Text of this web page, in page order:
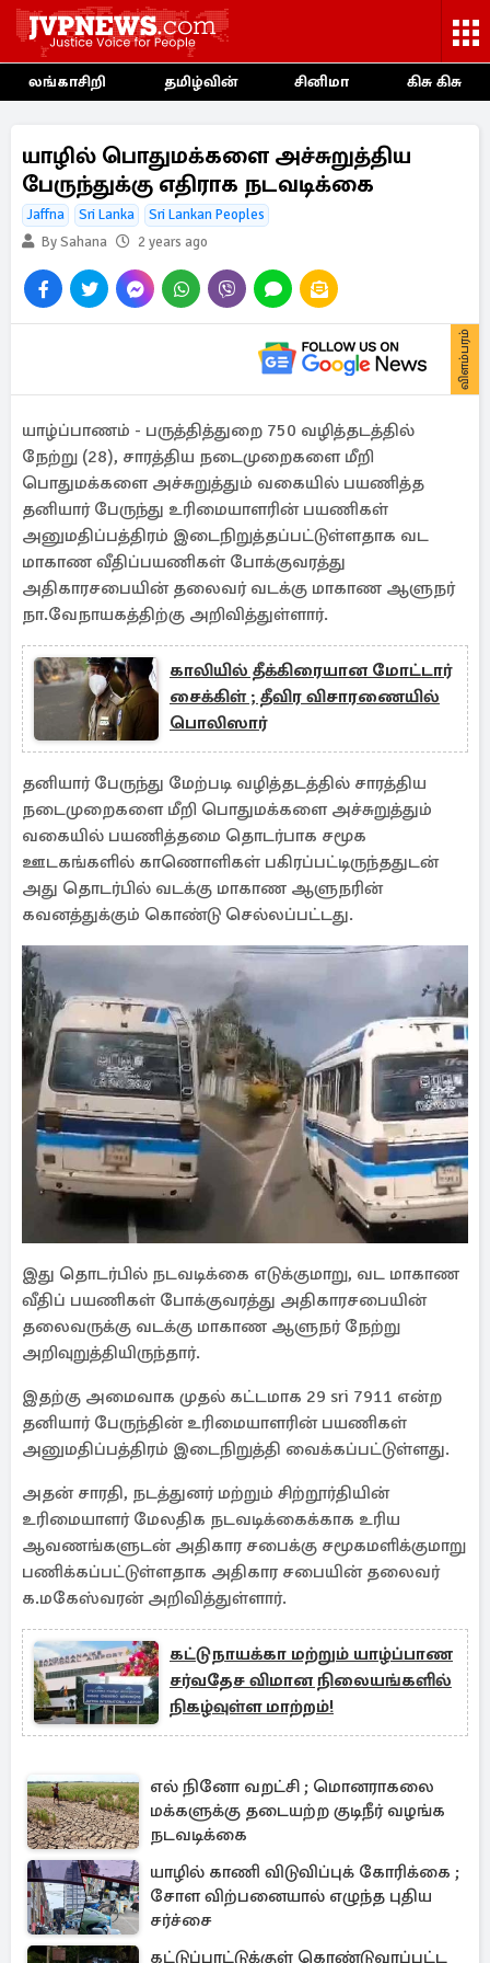
லங்காசிறி தமிழ்வின் சினிமா கிசு கிசு
யாழில் பொதுமக்களை அச்சுறுத்திய
பேருந்துக்கு எதிராக நடவடிக்கை
Jaffna Sri Lanka
Sri Lankan Peoples
By Sahana
2 years ago
விளம்பரம்
யாழ்ப்பாணம் - பருத்தித்துறை 750 வழித்தடத்தில்
நேற்று (28), சாரத்திய நடைமுறைகளை மீறி
பொதுமக்களை அச்சுறுத்தும் வகையில் பயணித்த
தனியார் பேருந்து உரிமையாளரின் பயணிகள்
அனுமதிப்பத்திரம் இடைநிறுத்தப்பட்டுள்ளதாக வட
மாகாண வீதிப்பயணிகள் போக்குவரத்து
அதிகாரசபையின் தலைவர் வடக்கு மாகாண ஆளுநர்
நா.வேநாயகத்திற்கு அறிவித்துள்ளார்.
காலியில் தீக்கிரையான மோட்டார்
சைக்கிள் ; தீவிர விசாரணையில்
பொலிஸார்
தனியார் பேருந்து மேற்படி வழித்தடத்தில் சாரத்திய
நடைமுறைகளை மீறி பொதுமக்களை அச்சுறுத்தும்
வகையில் பயணித்தமை தொடர்பாக சமூக
ஊடகங்களில் காணொளிகள் பகிரப்பட்டிருந்ததுடன்
அது தொடர்பில் வடக்கு மாகாண ஆளுநரின்
கவனத்துக்கும் கொண்டு செல்லப்பட்டது.
இது தொடர்பில் நடவடிக்கை எடுக்குமாறு, வட மாகாண
வீதிப் பயணிகள் போக்குவரத்து அதிகாரசபையின்
தலைவருக்கு வடக்கு மாகாண ஆளுநர் நேற்று
அறிவுறுத்தியிருந்தார்.
இதற்கு அமைவாக முதல் கட்டமாக 29 sri 7911 என்ற
தனியார் பேருந்தின் உரிமையாளரின் பயணிகள்
அனுமதிப்பத்திரம் இடைநிறுத்தி வைக்கப்பட்டுள்ளது.
அதன் சாரதி, நடத்துனர் மற்றும் சிற்றூர்தியின்
உரிமையாளர் மேலதிக நடவடிக்கைக்காக உரிய
ஆவணங்களுடன் அதிகார சபைக்கு சமூகமளிக்குமாறு
பணிக்கப்பட்டுள்ளதாக அதிகார சபையின் தலைவர்
க.மகேஸ்வரன் அறிவித்துள்ளார்.
கட்டுநாயக்கா மற்றும் யாழ்ப்பாண
சர்வதேச விமான நிலையங்களில்
நிகழ்வுள்ள மாற்றம்!
எல் நினோ வறட்சி ; மொனராகலை
மக்களுக்கு தடையற்ற குடிநீர் வழங்க
நடவடிக்கை
யாழில் காணி விடுவிப்புக் கோரிக்கை ;
சோள விற்பனையால் எழுந்த புதிய
சர்ச்சை
கட்டுப்பாட்டுக்குள் கொண்டுவரப்பட்ட